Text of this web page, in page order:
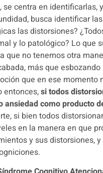
centra en
busca identificar
las distorsiones?
y lo patológico? Lo que
que no tenemos otra
más que
que en ese
entonces,si todos
ansiedad como producto
si bien todos
en la manera en que
y sus distorsiones,